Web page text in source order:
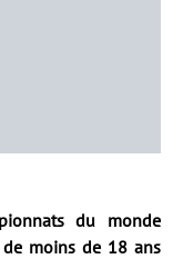
du monde
moins de 18 ans